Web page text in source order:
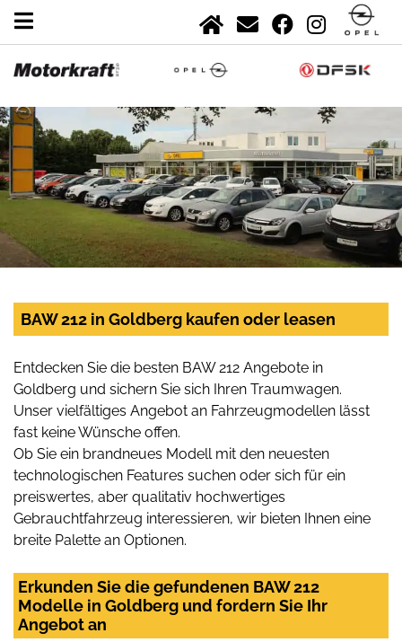
BAW 212 in Goldberg kaufen oder leasen
Entdecken Sie die besten BAW 212 Angebote in
Goldberg und sichern Sie sich Ihren Traumwagen.
Unser vielfältiges Angebot an Fahrzeugmodellen lässt
fast keine Wünsche offen.
Ob Sie ein brandneues Modell mit den neuesten
technologischen Features suchen oder sich für ein
preiswertes, aber qualitativ hochwertiges
Gebrauchtfahrzeug interessieren, wir bieten Ihnen eine
breite Palette an Optionen.
Erkunden Sie die gefundenen BAW 212
Modelle in Goldberg und fordern Sie Ihr
Angebot an